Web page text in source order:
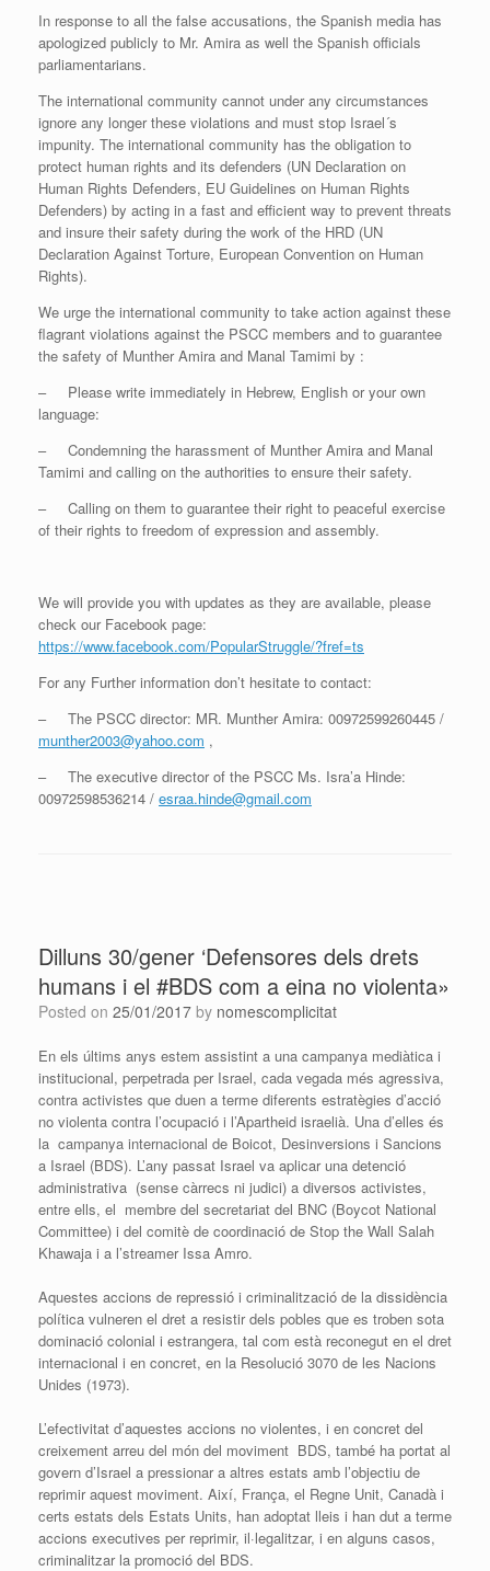
In response to all the false accusations, the Spanish media has
apologized publicly to Mr. Amira as well the Spanish officials
parliamentarians.
The international community cannot under any circumstances
ignore any longer these violations and must stop Israel´s
impunity. The international community has the obligation to
protect human rights and its defenders (UN Declaration on
Human Rights Defenders, EU Guidelines on Human Rights
Defenders) by acting in a fast and efficient way to prevent threats
and insure their safety during the work of the HRD (UN
Declaration Against Torture, European Convention on Human
Rights).
We urge the international community to take action against these
flagrant violations against the PSCC members and to guarantee
the safety of Munther Amira and Manal Tamimi by :
– Please write immediately in Hebrew, English or your own
language:
– Condemning the harassment of Munther Amira and Manal
Tamimi and calling on the authorities to ensure their safety.
– Calling on them to guarantee their right to peaceful exercise
of their rights to freedom of expression and assembly.
We will provide you with updates as they are available, please
check our Facebook page:
https://www.facebook.com/PopularStruggle/?fref=ts
For any Further information don’t hesitate to contact:
– The PSCC director: MR. Munther Amira: 00972599260445 /
munther2003@yahoo.com ,
– The executive director of the PSCC Ms. Isra’a Hinde:
00972598536214 / esraa.hinde@gmail.com
Dilluns 30/gener ‘Defensores dels drets
humans i el #BDS com a eina no violenta»
Posted on 25/01/2017 by nomescomplicitat
En els últims anys estem assistint a una campanya mediàtica i
institucional, perpetrada per Israel, cada vegada més agressiva,
contra activistes que duen a terme diferents estratègies d’acció
no violenta contra l’ocupació i l’Apartheid israelià. Una d’elles és
la campanya internacional de Boicot, Desinversions i Sancions
a Israel (BDS). L’any passat Israel va aplicar una detenció
administrativa (sense càrrecs ni judici) a diversos activistes,
entre ells, el membre del secretariat del BNC (Boycot National
Committee) i del comitè de coordinació de Stop the Wall Salah
Khawaja i a l’streamer Issa Amro.
Aquestes accions de repressió i criminalització de la dissidència
política vulneren el dret a resistir dels pobles que es troben sota
dominació colonial i estrangera, tal com està reconegut en el dret
internacional i en concret, en la Resolució 3070 de les Nacions
Unides (1973).
L’efectivitat d’aquestes accions no violentes, i en concret del
creixement arreu del món del moviment BDS, també ha portat al
govern d’Israel a pressionar a altres estats amb l’objectiu de
reprimir aquest moviment. Així, França, el Regne Unit, Canadà i
certs estats dels Estats Units, han adoptat lleis i han dut a terme
accions executives per reprimir, il·legalitzar, i en alguns casos,
criminalitzar la promoció del BDS.